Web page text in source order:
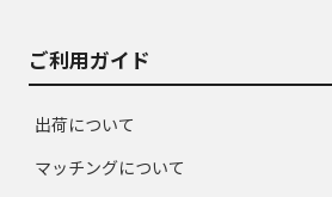
ご利用ガイド
出荷について
マッチングについて